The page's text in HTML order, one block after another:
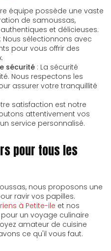
équipe possède une vaste
de samoussas,
et délicieuses.
: Nous sélectionnons avec
pour vous offrir des
sécurité : La sécurité
Nous respectons les
assurer votre tranquillité
satisfaction est notre
attentivement vos
service personnalisé.
pour tous les
nous proposons une
ravir vos papilles.
à Petite-ile et nos
pour un voyage culinaire
amateur de cuisine
ce qu'il vous faut.